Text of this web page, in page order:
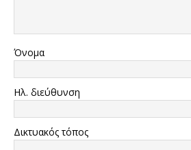
Όνομα
Ηλ. διεύθυνση
Δικτυακός τόπος